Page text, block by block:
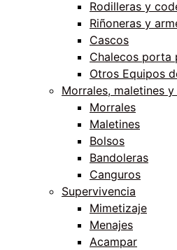
Rodilleras y
Riñoneras y
Cascos
Chalecos porta
Otros Equipos
Morrales, maletines
Morrales
Maletines
Bolsos
Bandoleras
Canguros
Supervivencia
Mimetizaje
Menajes
Acampar